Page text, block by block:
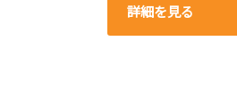
詳細を見る